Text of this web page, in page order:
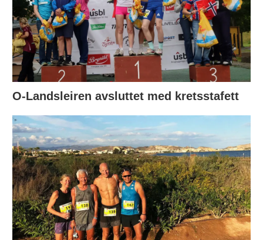
O-Landsleiren avsluttet med kretsstafett